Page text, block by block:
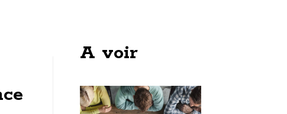
A voir
Lecteur
vidéo